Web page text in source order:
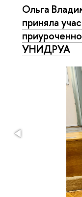
Ольга
приняла
УНИДРУА